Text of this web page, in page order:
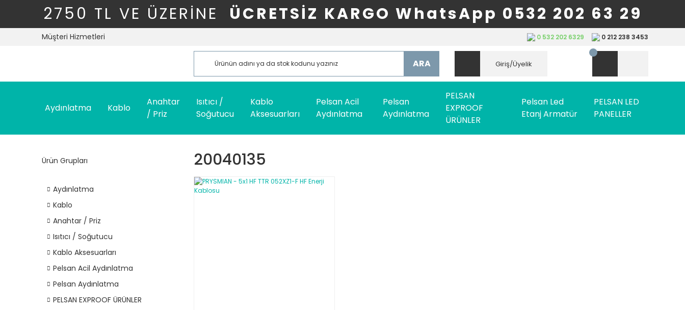
2750 TL VE ÜZERİNE ÜCRETSİZ KARGO WhatsApp 0532 202 63 29
Müşteri Hizmetleri 0 532 202 6329 0 212 238 3453
ARA Giriş/Üyelik
Aydınlatma Kablo
Anahtar
/ Priz
Isıtıcı /
Soğutucu
Kablo
Aksesuarları
Pelsan Acil
Aydınlatma
Pelsan
Aydınlatma
PELSAN
EXPROOF
ÜRÜNLER
Pelsan Led
Etanj Armatür
PELSAN LED
PANELLER
Ürün Grupları
Aydınlatma
Kablo
Anahtar / Priz
Isıtıcı / Soğutucu
Kablo Aksesuarları
Pelsan Acil Aydınlatma
Pelsan Aydınlatma
PELSAN EXPROOF ÜRÜNLER
20040135